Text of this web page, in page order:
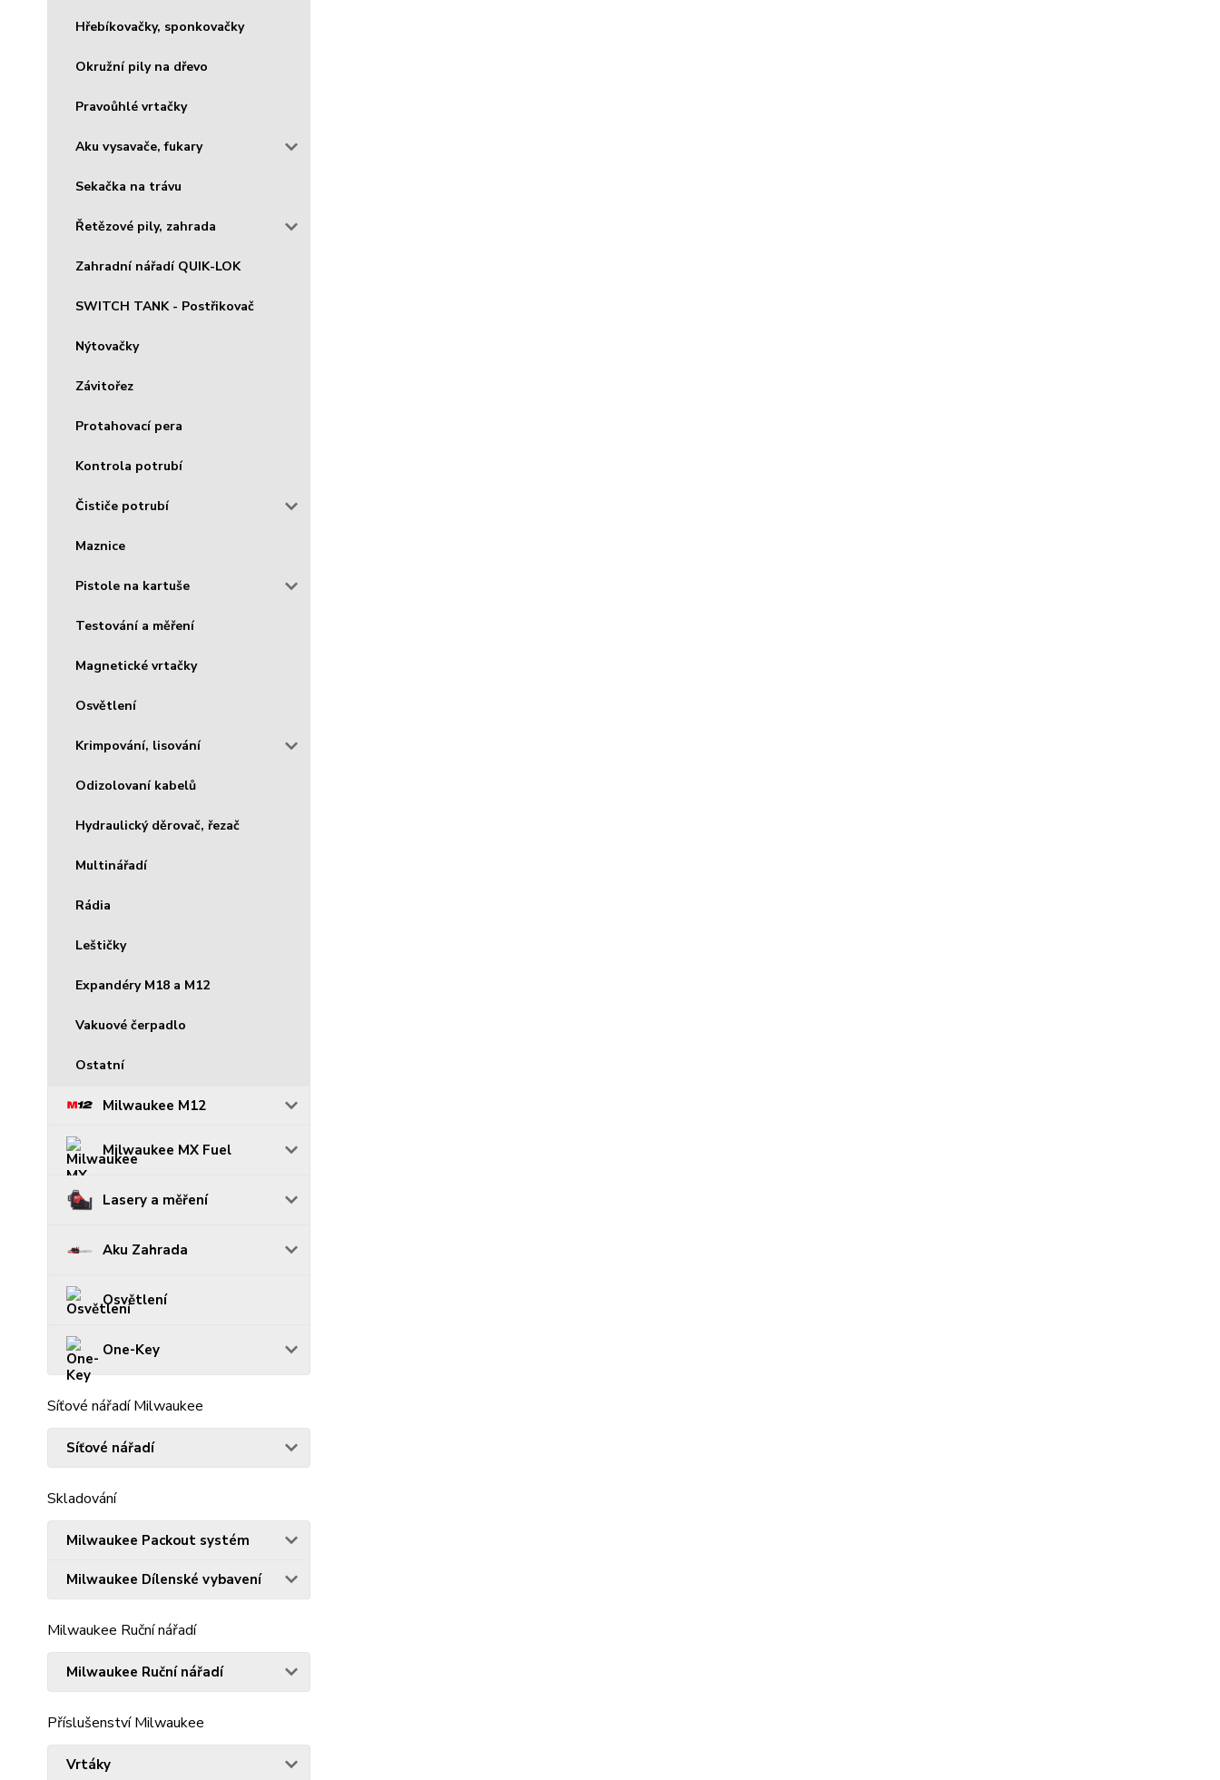
Hřebíkovačky, sponkovačky
Okružní pily na dřevo
Pravoůhlé vrtačky
Aku vysavače, fukary
Sekačka na trávu
Řetězové pily, zahrada
Zahradní nářadí QUIK-LOK
SWITCH TANK - Postřikovač
Nýtovačky
Závitořez
Protahovací pera
Kontrola potrubí
Čističe potrubí
Maznice
Pistole na kartuše
Testování a měření
Magnetické vrtačky
Osvětlení
Krimpování, lisování
Odizolovaní kabelů
Hydraulický děrovač, řezač
Multinářadí
Rádia
Leštičky
Expandéry M18 a M12
Vakuové čerpadlo
Ostatní
Milwaukee M12
Milwaukee MX Fuel
Lasery a měření
Aku Zahrada
Osvětlení
One-Key
Síťové nářadí Milwaukee
Síťové nářadí
Skladování
Milwaukee Packout systém
Milwaukee Dílenské vybavení
Milwaukee Ruční nářadí
Milwaukee Ruční nářadí
Příslušenství Milwaukee
Vrtáky